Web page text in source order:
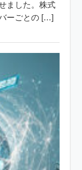
ました。株式
ーごとの […]